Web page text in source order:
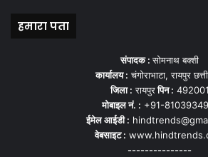
हमारा पता
संपादक :सोमनाथ बक्शी
कार्यालय : चंगोराभाटा, रायपुर
जिला : रायपुरपिन : 492001
मोबाइल नं. : +91-
ईमेल आईडी :
वेबसाइट :
---------------